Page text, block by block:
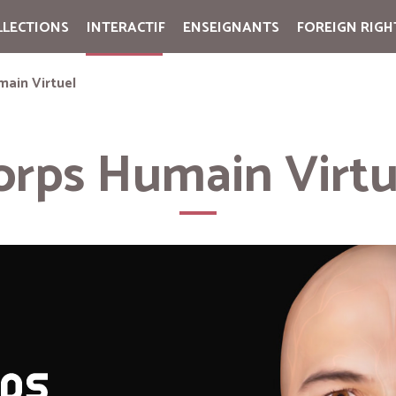
INTERACTIF ENSEIGNANTS FOREIGN
Virtuel
Humain